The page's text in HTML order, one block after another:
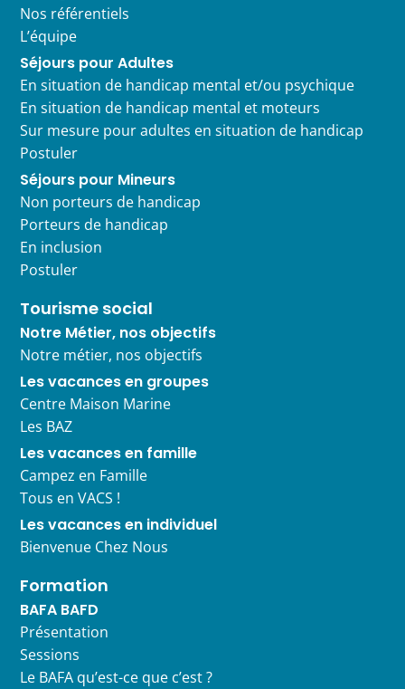
Nos référentiels
L’équipe
Séjours pour Adultes
En situation de handicap mental et/ou psychique
En situation de handicap mental et moteurs
Sur mesure pour adultes en situation de handicap
Postuler
Séjours pour Mineurs
Non porteurs de handicap
Porteurs de handicap
En inclusion
Postuler
Tourisme social
Notre Métier, nos objectifs
Notre métier, nos objectifs
Les vacances en groupes
Centre Maison Marine
Les BAZ
Les vacances en famille
Campez en Famille
Tous en VACS !
Les vacances en individuel
Bienvenue Chez Nous
Formation
BAFA BAFD
Présentation
Sessions
Le BAFA qu’est-ce que c’est ?